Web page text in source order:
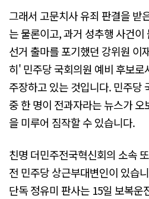
그래서 고문치사 유죄 판결을 받
는 물론이고, 과거 성추행 사건
선거 출마를 포기했던 강위원 이
히' 민주당 국회의원 예비 후보
주장하고 있는 것입니다. 민주당
중 한 명이 전과자라는 뉴스가
을 미루어 짐작할 수 있습니다.
친명 더민주전국혁신회의 소속
전 민주당 상근부대변인이 있습
단독 정유미 판사는 15일 보복운